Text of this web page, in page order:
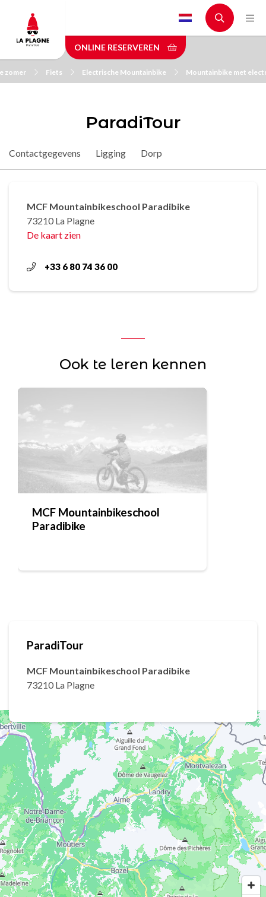
main
content
ONLINE RESERVEREN
zomer Fiets Electrische Mountainbike Mountainbike met
ParadiTour
Contactgegevens Ligging Dorp
MCF Mountainbikeschool Paradibike
73210 La Plagne
De kaart zien
+33 6 80 74 36 00
Ook te leren kennen
MCF Mountainbikeschool
Paradibike
ParadiTour
MCF Mountainbikeschool Paradibike
73210 La Plagne